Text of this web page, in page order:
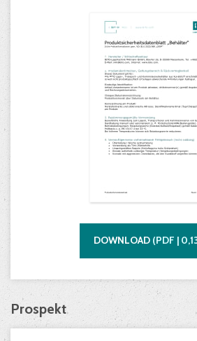
DOWNLOAD (PDF |
Prospekt